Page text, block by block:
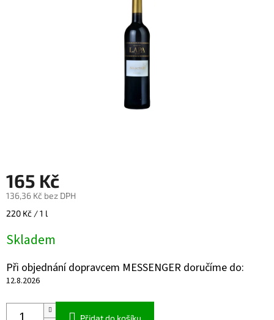
165 Kč
136,36 Kč bez DPH
Měrná
220 Kč / 1 l
Skladem
Při objednání dopravcem MESSENGER doručíme do:
12.8.2026